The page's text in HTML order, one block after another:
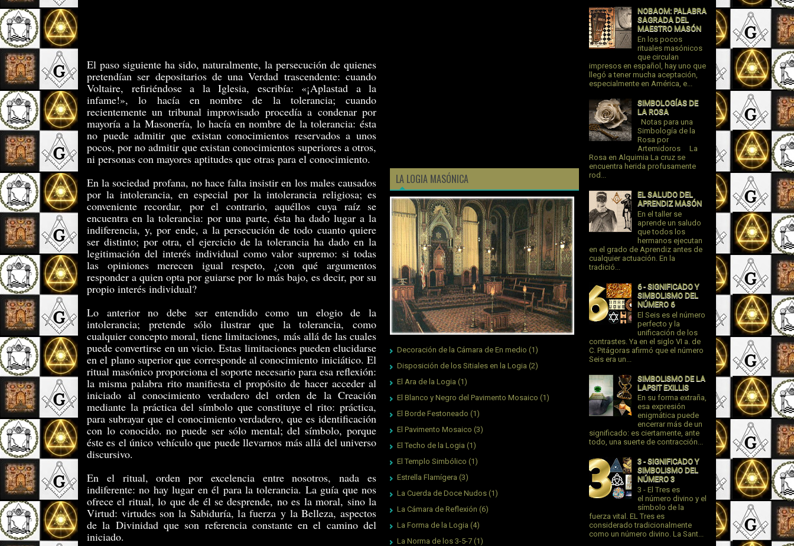
El paso siguiente ha sido, naturalmente, la persecución de quienes
pretendían ser depositarios de una Verdad trascendente: cuando
Voltaire, refiriéndose a la Iglesia, escribía: «¡Aplastad a la
infame!», lo hacía en nombre de la tolerancia; cuando
recientemente un tribunal improvisado procedía a condenar por
mayoría a la Masonería, lo hacía en nombre de la tolerancia: ésta
no puede admitir que existan conocimientos reservados a unos
pocos, por no admitir que existan conocimientos superiores a otros,
ni personas con mayores aptitudes que otras para el conocimiento.
En la sociedad profana, no hace falta insistir en los males causados
por la intolerancia, en especial por la intolerancia religiosa; es
conveniente recordar, por el contrario, aquéllos cuya raíz se
encuentra en la tolerancia: por una parte, ésta ha dado lugar a la
indiferencia, y, por ende, a la persecución de todo cuanto quiere
ser distinto; por otra, el ejercicio de la tolerancia ha dado en la
legitimación del interés individual como valor supremo: si todas
las opiniones merecen igual respeto, ¿con qué argumentos
responder a quien opta por guiarse por lo más bajo, es decir, por su
propio interés individual?
Lo anterior no debe ser entendido como un elogio de la
intolerancia; pretende sólo ilustrar que la tolerancia, como
cualquier concepto moral, tiene limitaciones, más allá de las cuales
puede convertirse en un vicio. Estas limitaciones pueden elucidarse
en el plano superior que corresponde al conocimiento iniciático. El
ritual masónico proporciona el soporte necesario para esa reflexión:
la misma palabra rito manifiesta el propósito de hacer acceder al
iniciado al conocimiento verdadero del orden de la Creación
mediante la práctica del símbolo que constituye el rito: práctica,
para subrayar que el conocimiento verdadero, que es identificación
con lo conocido. no puede ser sólo mental; del símbolo, porque
éste es el único vehículo que puede llevarnos más allá del universo
discursivo.
En el ritual, orden por excelencia entre nosotros, nada es
indiferente: no hay lugar en él para la tolerancia. La guía que nos
ofrece el ritual, lo que de él se desprende, no es la moral, sino la
Virtud: virtudes son la Sabiduría, la fuerza y la Belleza, aspectos
de la Divinidad que son referencia constante en el camino del
iniciado.
LA LOGIA MASÓNICA
Decoración de la Cámara de En medio (1)
Disposición de los Sitiales en la Logia (2)
El Ara de la Logia (1)
El Blanco y Negro del Pavimento Mosaico (1)
El Borde Festoneado (1)
El Pavimento Mosaico (3)
El Techo de la Logia (1)
El Templo Simbólico (1)
Estrella Flamígera (3)
La Cuerda de Doce Nudos (1)
La Cámara de Reflexión (6)
La Forma de la Logia (4)
La Norma de los 3-5-7 (1)
NOBAOM: PALABRA
SAGRADA DEL
MAESTRO MASÓN
En los pocos
rituales masónicos
que circulan
impresos en español, hay uno que
llegó a tener mucha aceptación,
especialmente en América, e...
SIMBOLOGÍAS DE
LA ROSA
Notas para una
Simbología de la
Rosa por
Artemidoros La
Rosa en Alquimia La cruz se
encuentra herida profusamente
rod...
EL SALUDO DEL
APRENDIZ MASÓN
En el taller se
aprende un saludo
que todos los
hermanos ejecutan
en el grado de Aprendiz antes de
cualquier actuación. En la
tradició...
6 - SIGNIFICADO Y
SIMBOLISMO DEL
NÚMERO 6
El Seis es el número
perfecto y la
unificación de los
contrastes. Ya en el siglo VI a. de
C. Pitágoras afirmó que el número
Seis era un...
SIMBOLISMO DE LA
LAPSIT EXILLIS
En su forma extraña,
esa expresión
enigmática puede
encerrar más de un
significado: es ciertamente, ante
todo, una suerte de contracción...
3 - SIGNIFICADO Y
SIMBOLISMO DEL
NÚMERO 3
3 - El Tres es
el número divino y el
símbolo de la
fuerza vital. EL Tres es
considerado tradicionalmente
como un número divino. La Sant...